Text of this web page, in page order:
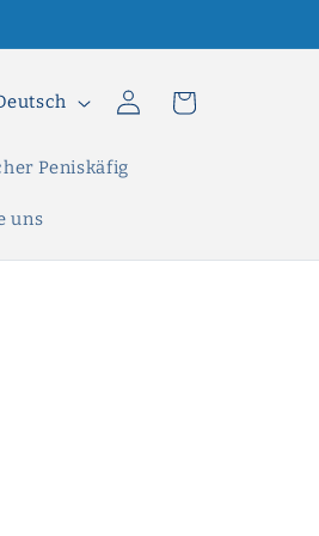
Peniskäfig
uns
EinloggenWarenkorb